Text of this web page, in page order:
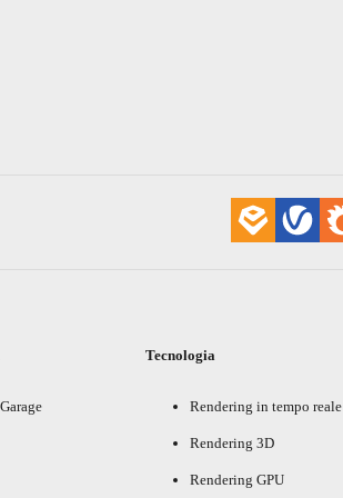
Tecnologia
Rendering in tempo reale
Rendering 3D
Rendering GPU